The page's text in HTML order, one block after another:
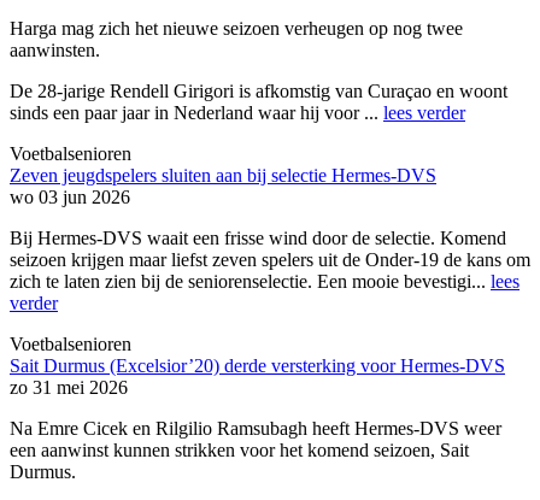
Harga mag zich het nieuwe seizoen verheugen op nog twee
aanwinsten.
De 28-jarige Rendell Girigori is afkomstig van Curaçao en woont
sinds een paar jaar in Nederland waar hij voor ... lees verder
Voetbalsenioren
Zeven jeugdspelers sluiten aan bij selectie Hermes-DVS
wo 03 jun 2026
Bij Hermes-DVS waait een frisse wind door de selectie. Komend
seizoen krijgen maar liefst zeven spelers uit de Onder-19 de kans om
zich te laten zien bij de seniorenselectie. Een mooie bevestigi... lees
verder
Voetbalsenioren
Sait Durmus (Excelsior’20) derde versterking voor Hermes-DVS
zo 31 mei 2026
Na Emre Cicek en Rilgilio Ramsubagh heeft Hermes-DVS weer
een aanwinst kunnen strikken voor het komend seizoen, Sait
Durmus.